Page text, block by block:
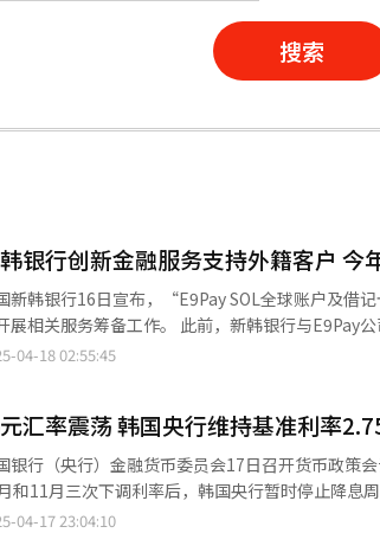
搜索
银行创新金融服务支持外籍客户 今
新韩银行16日宣布，“E9Pay SOL全球账户及借
筹备工作。 此前，新韩银行与E9Pay公司合作开发了新系统，旨在提升外籍客户金融服务便利性。该
允许持有外国人登录证的长期居留外籍人士通过
04-18 02:55:45
汇率震荡 韩国央行维持基准利率
银行（央行）金融货币委员会17日召开货币政策
11月三次下调利率后，韩国央行暂时停止降息周期。 央行在声明中表示，今年第一季度经济低迷和
导致经济增长下行风险上升，并考虑到美国总统
04-17 23:04:10